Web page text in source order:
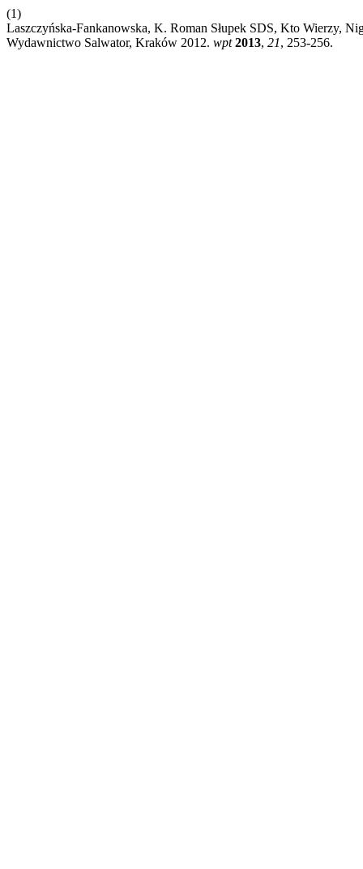
(1)
Laszczyńska-Fankanowska, K. Roman Słupek SDS, Kto Wierzy,
Wydawnictwo Salwator, Kraków 2012. wpt 2013, 21, 253-256.